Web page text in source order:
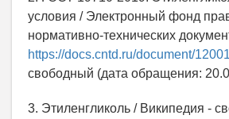
условия / Электронный фонд
нормативно-технических
https://docs.cntd.ru/document/
свободный (дата обращения:
3. Этиленгликоль / Википедия -